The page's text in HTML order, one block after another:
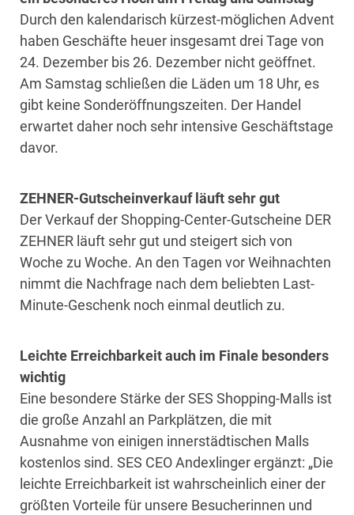
Durch den kalendarisch kürzest-möglichen Advent
haben Geschäfte heuer insgesamt drei Tage von
24. Dezember bis 26. Dezember nicht geöffnet.
Am Samstag schließen die Läden um 18 Uhr, es
gibt keine Sonderöffnungszeiten. Der Handel
erwartet daher noch sehr intensive Geschäftstage
davor.
ZEHNER-Gutscheinverkauf läuft sehr gut
Der Verkauf der Shopping-Center-Gutscheine DER
ZEHNER läuft sehr gut und steigert sich von
Woche zu Woche. An den Tagen vor Weihnachten
nimmt die Nachfrage nach dem beliebten Last-
Minute-Geschenk noch einmal deutlich zu.
Leichte Erreichbarkeit auch im Finale besonders
wichtig
Eine besondere Stärke der SES Shopping-Malls ist
die große Anzahl an Parkplätzen, die mit
Ausnahme von einigen innerstädtischen Malls
kostenlos sind. SES CEO Andexlinger ergänzt: „Die
leichte Erreichbarkeit ist wahrscheinlich einer der
größten Vorteile für unsere Besucherinnen und